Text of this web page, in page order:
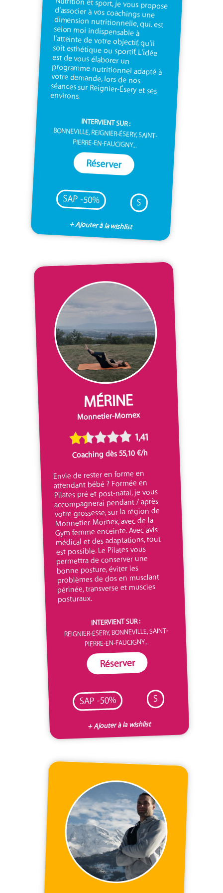
environs.
INTERVIENT SUR :
BONNEVILLE, REIGNIER-ÉSERY, SAINT-
PIERRE-EN-FAUCIGNY...
Réserver
SAP -50% S
+ Ajouter à la wishlist
MÉRINE
Monnetier-Mornex
1,41
Coaching dès 55,10 €/h
Envie de rester en forme en
attendant bébé ? Formée en
Pilates pré et post-natal, je vous
accompagnerai pendant / après
votre grossesse, sur la région de
Monnetier-Mornex, avec de la
Gym femme enceinte. Avec avis
médical et des adaptations, tout
est possible. Le Pilates vous
permettra de conserver une
bonne posture, éviter les
problèmes de dos en musclant
périnée, transverse et muscles
posturaux.
INTERVIENT SUR :
REIGNIER-ÉSERY, BONNEVILLE, SAINT-
PIERRE-EN-FAUCIGNY...
Réserver
SAP -50% S
+ Ajouter à la wishlist